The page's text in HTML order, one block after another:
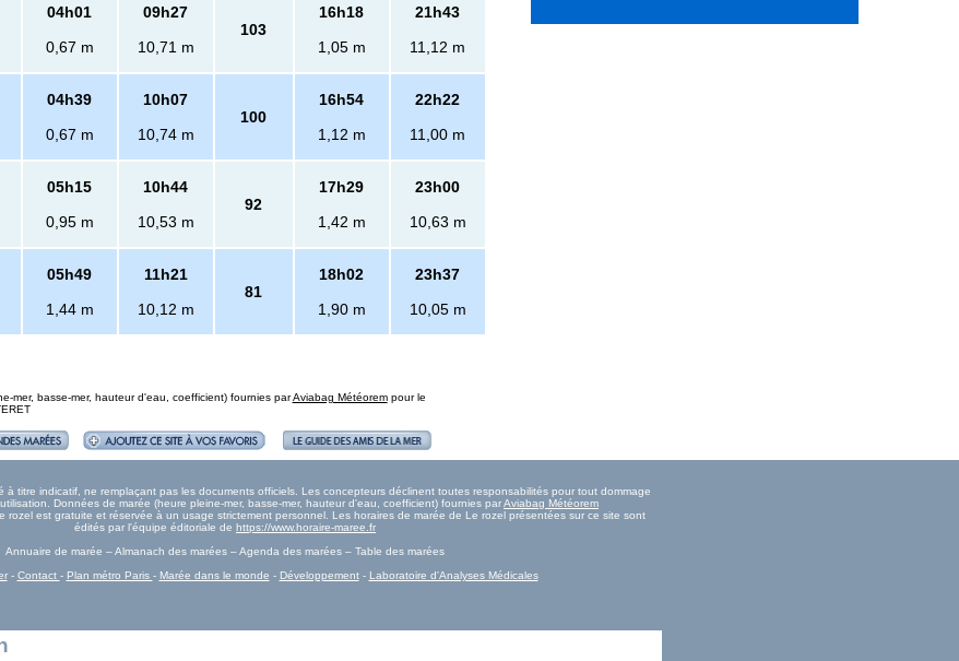
04h01
0,67 m
09h27
10,71 m
103
16h18
1,05 m
21h43
11,12 m
04h39
0,67 m
10h07
10,74 m
100
16h54
1,12 m
22h22
11,00 m
05h15
0,95 m
10h44
10,53 m
92
17h29
1,42 m
23h00
10,63 m
05h49
1,44 m
11h21
10,12 m
81
18h02
1,90 m
23h37
10,05 m
mer, basse-mer, hauteur d'eau, coefficient) fournies parAviabag Météorempour le
titre indicatif, ne remplaçant pas les documents officiels. Les concepteurs déclinent toutes responsabilités pour tout dommage
Données de marée (heure pleine-mer, basse-mer, hauteur d'eau, coefficient) fournies parAviabag Météorem
rozel est gratuite et réservée à un usage strictement personnel. Les horaires de marée de Le rozel présentées sur ce site sont
édités par l'équipe éditoriale de https://www.horaire-maree.fr
Annuaire de marée – Almanach des marées – Agenda des marées – Table des marées
- Contact - Plan métro Paris - Marée dans le monde - Développement- Laboratoire d'Analyses Médicales